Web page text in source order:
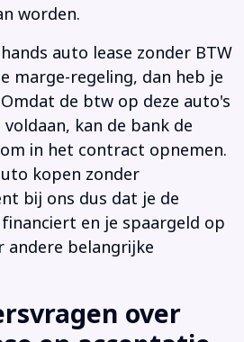
worden.
auto lease zonder BTW
marge-regeling, dan heb je
de btw op deze auto's
kan de bank de
in het contract opnemen.
kopen zonder
bij ons dus dat je de
en je spaargeld op
andere belangrijke
over